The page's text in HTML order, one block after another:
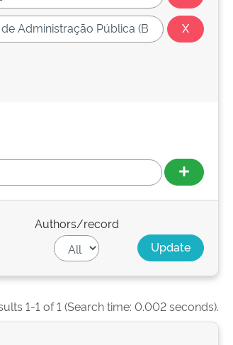
Authors/record
1-1 of 1 (Search time: 0.002 seconds).